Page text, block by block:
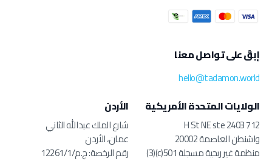
إبقَ على تواصل معنا
hello@tadamon.world
الولايات المتحدة الأمريكية
712 H St NE ste 2403
واشنطن العاصمة 20002
منظمة غير ربحية مسجلة 501(c)(3)
الأردن
شارع الملك عبدالله الثاني
عمان، الأردن
رقم الرخصة: ج.م/12261/1